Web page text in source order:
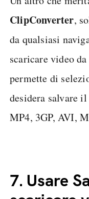
ClipConverter,
da qualsiasi
scaricare video
permette di
desidera salvare
MP4, 3GP, AVI,
7. Usare